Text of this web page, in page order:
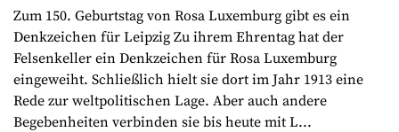
Zum 150. Geburtstag von Rosa Luxemburg gibt es ein
Denkzeichen für Leipzig Zu ihrem Ehrentag hat der
Felsenkeller ein Denkzeichen für Rosa Luxemburg
eingeweiht. Schließlich hielt sie dort im Jahr 1913 eine
Rede zur weltpolitischen Lage. Aber auch andere
Begebenheiten verbinden sie bis heute mit L...